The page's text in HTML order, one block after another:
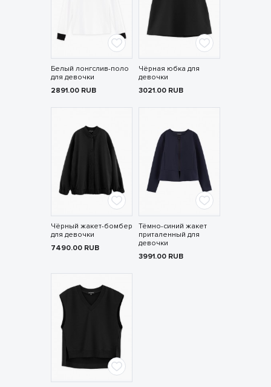
Белый лонгслив-поло
для девочки
2891.00 RUB
Чёрная юбка для
девочки
3021.00 RUB
Чёрный жакет-бомбер
для девочки
7490.00 RUB
Тёмно-синий жакет
приталенный для
девочки
3991.00 RUB